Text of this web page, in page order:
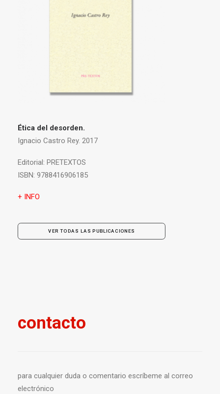
Ética del desorden.
Ignacio Castro Rey. 2017
Editorial: PRETEXTOS
ISBN: 9788416906185
+ INFO
VER TODAS LAS PUBLICACIONES
contacto
para cualquier duda o comentario escríbeme al correo
electrónico